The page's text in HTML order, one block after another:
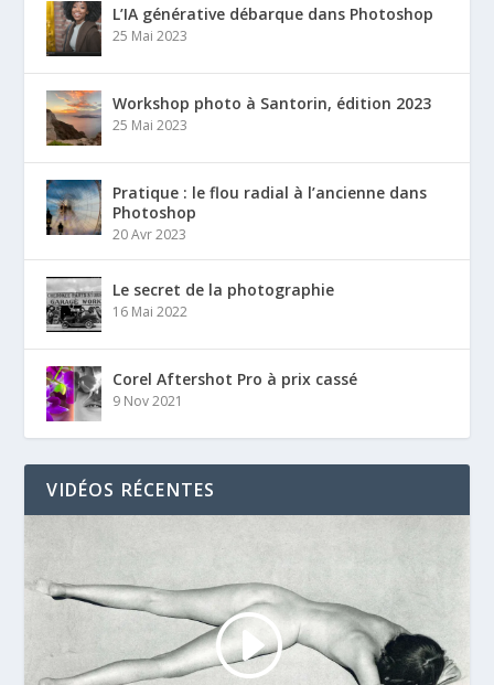
L’IA générative débarque dans Photoshop
25 Mai 2023
Workshop photo à Santorin, édition 2023
25 Mai 2023
Pratique : le flou radial à l’ancienne dans
Photoshop
20 Avr 2023
Le secret de la photographie
16 Mai 2022
Corel Aftershot Pro à prix cassé
9 Nov 2021
VIDÉOS RÉCENTES